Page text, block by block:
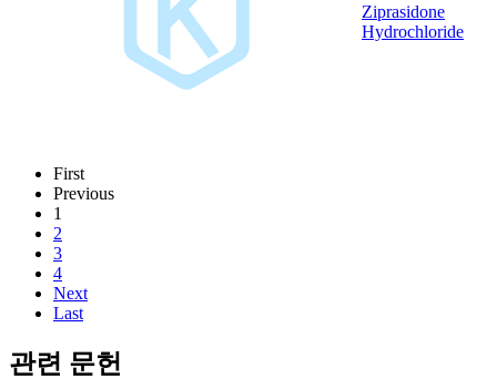
Ziprasidone
Hydrochloride
First
Previous
1
2
3
4
Next
Last
관련 문헌